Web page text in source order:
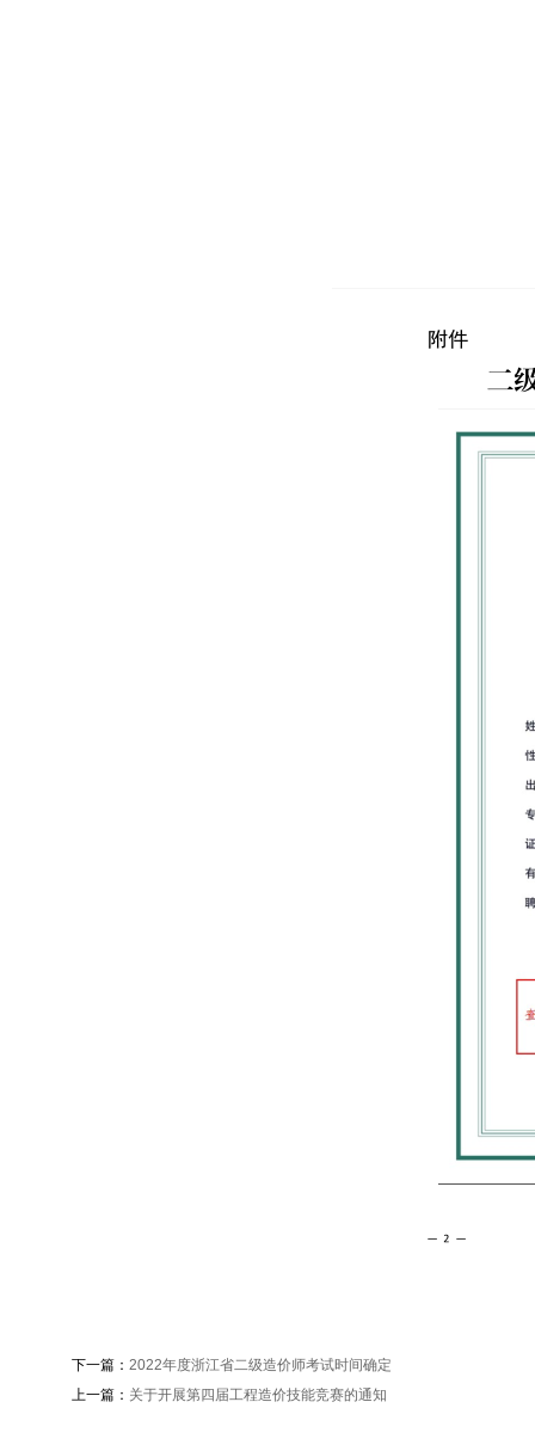
下一篇： 2022年度浙江省二级造价师考试时间确定
上一篇： 关于开展第四届工程造价技能竞赛的通知